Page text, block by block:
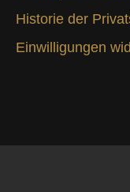
Historie der
Einwilligungen